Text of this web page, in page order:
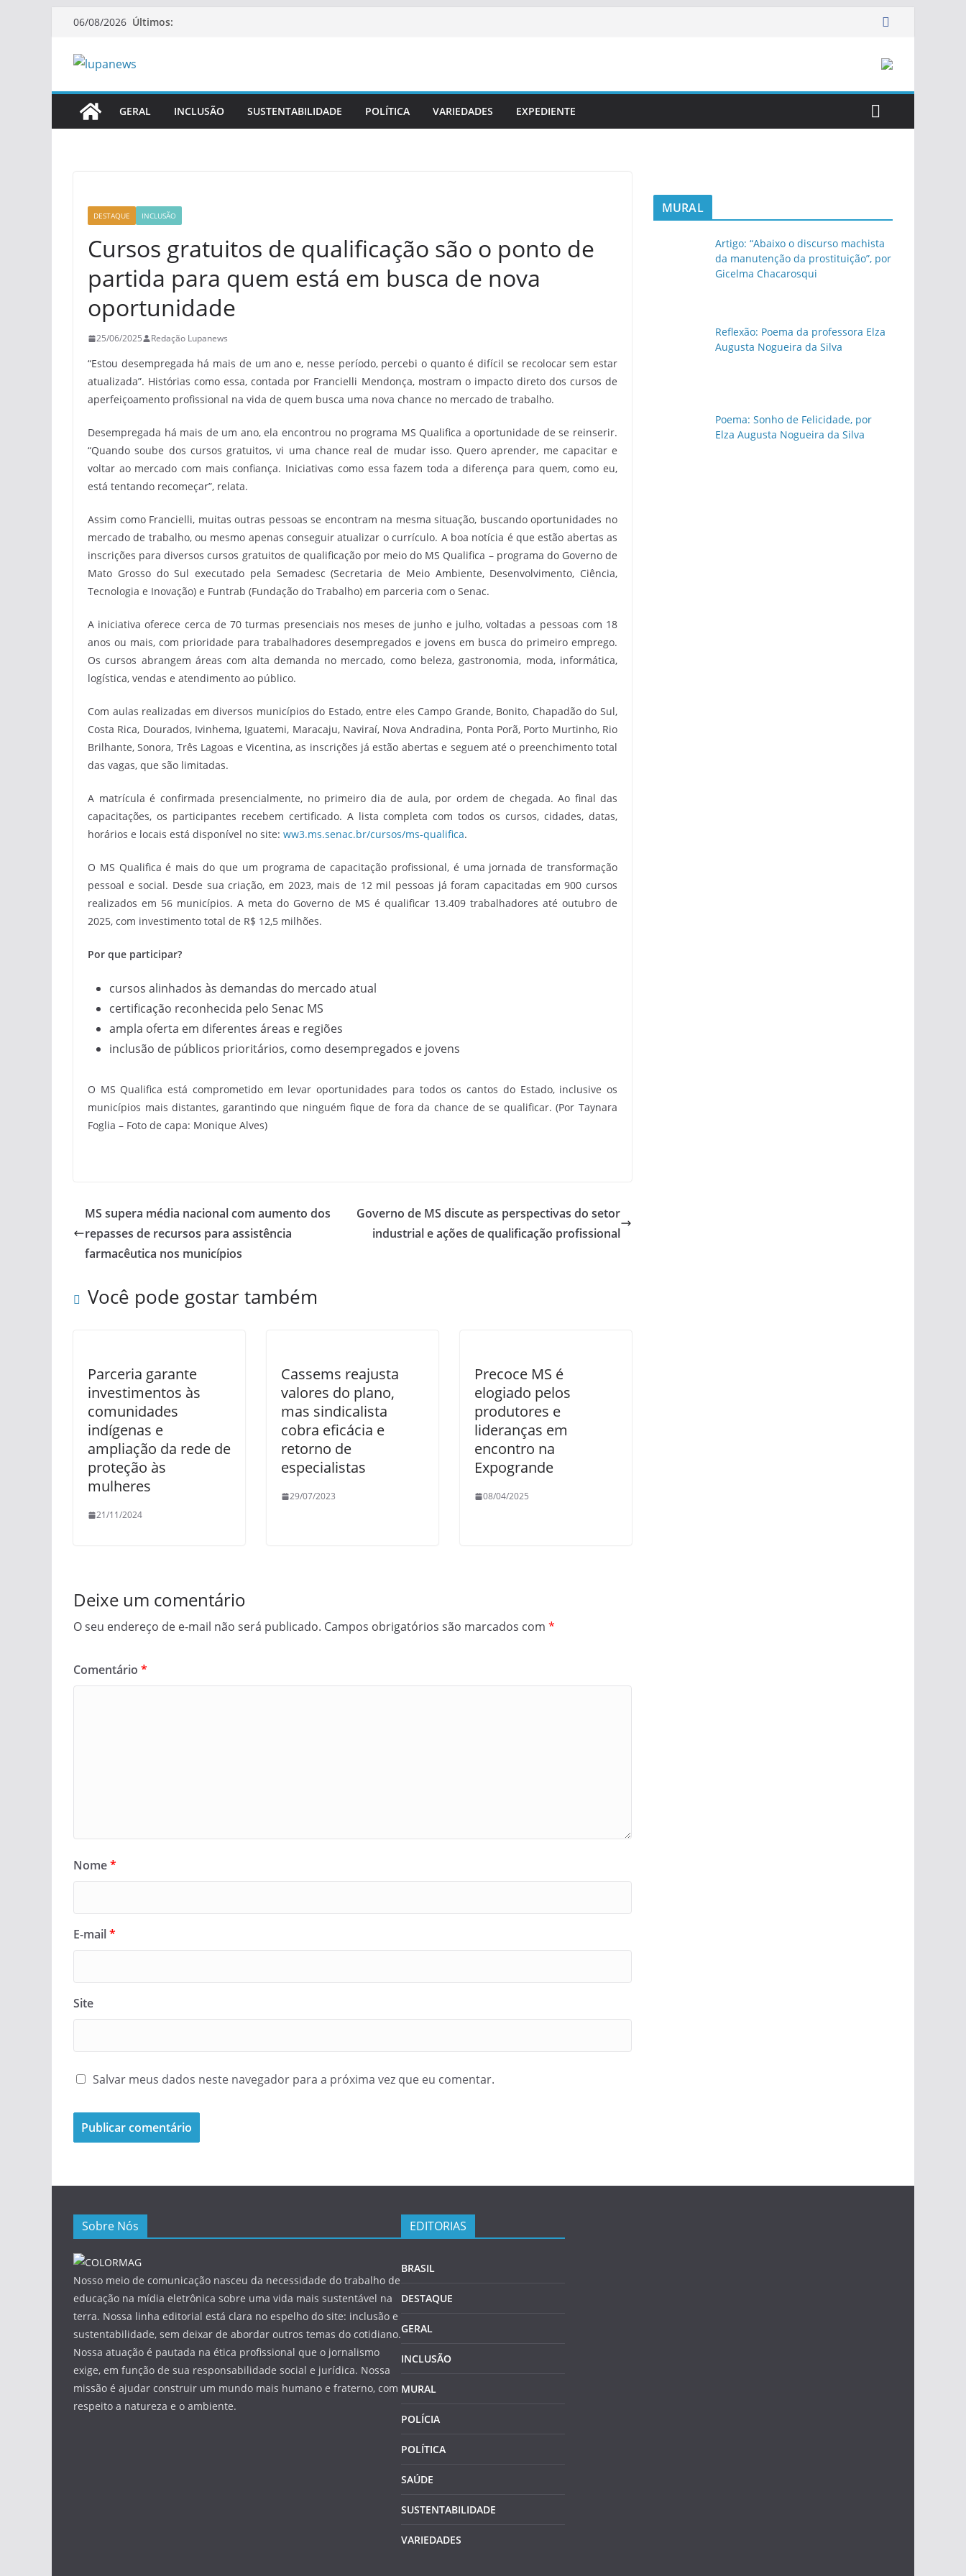
Pular06/08/2026 Últimos:
GERAL INCLUSÃO SUSTENTABILIDADE POLÍTICA VARIEDADES EXPEDIENTE
DESTAQUE INCLUSÃO
Cursos gratuitos de qualificação são o ponto de
partida para quem está em busca de nova
oportunidade
25/06/2025 Redação Lupanews
“Estou desempregada há mais de um ano e, nesse período, percebi o quanto é difícil se recolocar sem estar
atualizada”. Histórias como essa, contada por Francielli Mendonça, mostram o impacto direto dos cursos de
aperfeiçoamento profissional na vida de quem busca uma nova chance no mercado de trabalho.
Desempregada há mais de um ano, ela encontrou no programa MS Qualifica a oportunidade de se reinserir.
“Quando soube dos cursos gratuitos, vi uma chance real de mudar isso. Quero aprender, me capacitar e
voltar ao mercado com mais confiança. Iniciativas como essa fazem toda a diferença para quem, como eu,
está tentando recomeçar”, relata.
Assim como Francielli, muitas outras pessoas se encontram na mesma situação, buscando oportunidades no
mercado de trabalho, ou mesmo apenas conseguir atualizar o currículo. A boa notícia é que estão abertas as
inscrições para diversos cursos gratuitos de qualificação por meio do MS Qualifica – programa do Governo de
Mato Grosso do Sul executado pela Semadesc (Secretaria de Meio Ambiente, Desenvolvimento, Ciência,
Tecnologia e Inovação) e Funtrab (Fundação do Trabalho) em parceria com o Senac.
A iniciativa oferece cerca de 70 turmas presenciais nos meses de junho e julho, voltadas a pessoas com 18
anos ou mais, com prioridade para trabalhadores desempregados e jovens em busca do primeiro emprego.
Os cursos abrangem áreas com alta demanda no mercado, como beleza, gastronomia, moda, informática,
logística, vendas e atendimento ao público.
Com aulas realizadas em diversos municípios do Estado, entre eles Campo Grande, Bonito, Chapadão do Sul,
Costa Rica, Dourados, Ivinhema, Iguatemi, Maracaju, Naviraí, Nova Andradina, Ponta Porã, Porto Murtinho, Rio
Brilhante, Sonora, Três Lagoas e Vicentina, as inscrições já estão abertas e seguem até o preenchimento total
das vagas, que são limitadas.
A matrícula é confirmada presencialmente, no primeiro dia de aula, por ordem de chegada. Ao final das
capacitações, os participantes recebem certificado. A lista completa com todos os cursos, cidades, datas,
horários e locais está disponível no site: ww3.ms.senac.br/cursos/ms-qualifica.
O MS Qualifica é mais do que um programa de capacitação profissional, é uma jornada de transformação
pessoal e social. Desde sua criação, em 2023, mais de 12 mil pessoas já foram capacitadas em 900 cursos
realizados em 56 municípios. A meta do Governo de MS é qualificar 13.409 trabalhadores até outubro de
2025, com investimento total de R$ 12,5 milhões.
Por que participar?
cursos alinhados às demandas do mercado atual
certificação reconhecida pelo Senac MS
ampla oferta em diferentes áreas e regiões
inclusão de públicos prioritários, como desempregados e jovens
O MS Qualifica está comprometido em levar oportunidades para todos os cantos do Estado, inclusive os
municípios mais distantes, garantindo que ninguém fique de fora da chance de se qualificar. (Por Taynara
Foglia – Foto de capa: Monique Alves)
MS supera média nacional com aumento dos
repasses de recursos para assistência
farmacêutica nos municípios
Governo de MS discute as perspectivas do setor
industrial e ações de qualificação profissional
Você pode gostar também
Parceria garante
investimentos às
comunidades
indígenas e
ampliação da rede de
proteção às
mulheres
21/11/2024
Cassems reajusta
valores do plano,
mas sindicalista
cobra eficácia e
retorno de
especialistas
29/07/2023
Precoce MS é
elogiado pelos
produtores e
lideranças em
encontro na
Expogrande
08/04/2025
Deixe um comentário
O seu endereço de e-mail não será publicado. Campos obrigatórios são marcados com *
Comentário *
Nome*
E-mail*
Site
Salvar meus dados neste navegador para a próxima vez que eu comentar.
MURAL
Artigo: “Abaixo o discurso machista
da manutenção da prostituição”, por
Gicelma Chacarosqui
Reflexão: Poema da professora Elza
Augusta Nogueira da Silva
Poema: Sonho de Felicidade, por
Elza Augusta Nogueira da Silva
Sobre Nós
Nosso meio de comunicação nasceu da necessidade do trabalho de
educação na mídia eletrônica sobre uma vida mais sustentável na
terra. Nossa linha editorial está clara no espelho do site: inclusão e
sustentabilidade, sem deixar de abordar outros temas do cotidiano.
Nossa atuação é pautada na ética profissional que o jornalismo
exige, em função de sua responsabilidade social e jurídica. Nossa
missão é ajudar construir um mundo mais humano e fraterno, com
respeito a natureza e o ambiente.
EDITORIAS
BRASIL
DESTAQUE
GERAL
INCLUSÃO
MURAL
POLÍCIA
POLÍTICA
SAÚDE
SUSTENTABILIDADE
VARIEDADES